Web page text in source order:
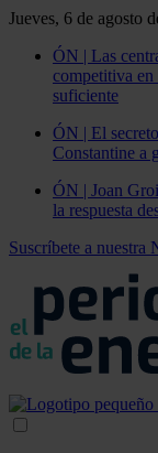
Jueves, 6 de agosto
ÓN | Las
competitiva en
suficiente
ÓN | El
Constantine a
ÓN | Joan
la respuesta
Suscríbete a nuestra